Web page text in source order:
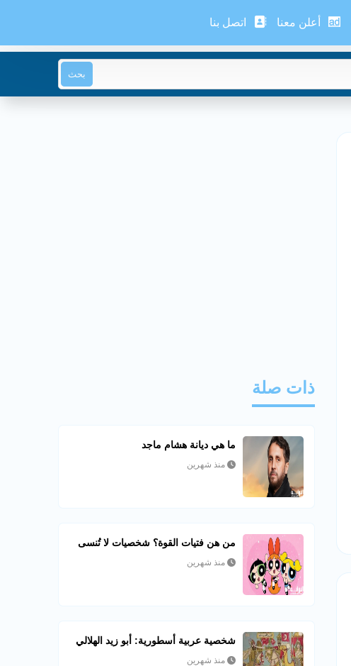
أعلن معنا اتصل بنا
بحث
ذات صلة
ما هي ديانة هشام ماجد
منذ شهرين
من هن فتيات القوة؟ شخصيات لا تُنسى
منذ شهرين
شخصية عربية أسطورية: أبو زيد الهلالي
منذ شهرين